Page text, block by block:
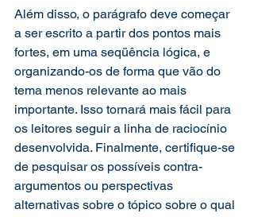
Além disso, o parágrafo deve começar
a ser escrito a partir dos pontos mais
fortes, em uma seqüência lógica, e
organizando-os de forma que vão do
tema menos relevante ao mais
importante. Isso tornará mais fácil para
os leitores seguir a linha de raciocínio
desenvolvida. Finalmente, certifique-se
de pesquisar os possíveis contra-
argumentos ou perspectivas
alternativas sobre o tópico sobre o qual